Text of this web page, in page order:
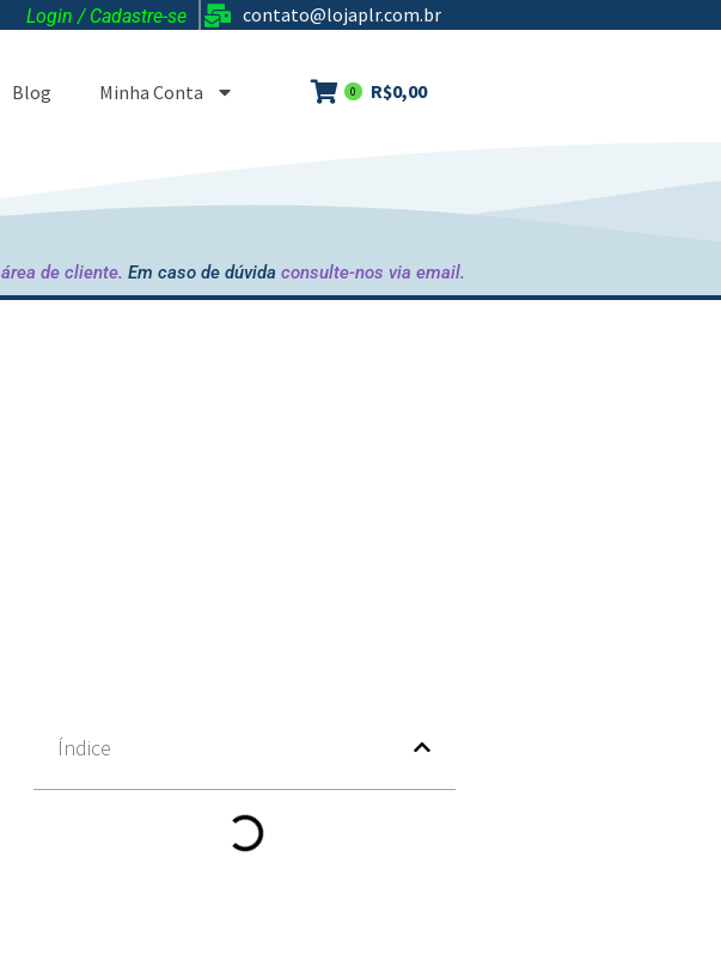
Login / Cadastre-se contato@lojaplr.com.br
Blog Minha Conta R$0,00
0
área de cliente. Em caso de dúvida consulte-nos via email.
Índice